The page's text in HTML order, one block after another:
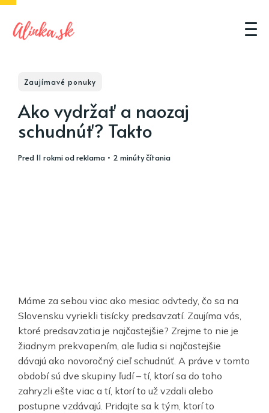
Zaujímavé ponuky
Ako vydržať a naozaj
schudnúť? Takto
pred 11 rokmiodreklama • 2 minúty čítania
Máme za sebou viac ako mesiac odvtedy, čo sa na
Slovensku vyriekli tisícky predsavzatí. Zaujíma vás,
ktoré predsavzatia je najčastejšie? Zrejme to nie je
žiadnym prekvapením, ale ľudia si najčastejšie
dávajú ako novoročný cieľ schudnúť. A práve v tomto
období sú dve skupiny ľudí – tí, ktorí sa do toho
zahryzli ešte viac a tí, ktorí to už vzdali alebo
postupne vzdávajú. Pridajte sa k tým, ktorí to